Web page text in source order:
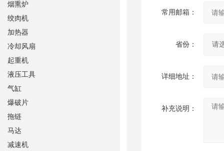
常用邮箱：
省份：
详细地址：
补充说明：
烟熏炉
绞肉机
加热器
冷却风扇
起重机
液压工具
气缸
爆破片
拖链
马达
减速机